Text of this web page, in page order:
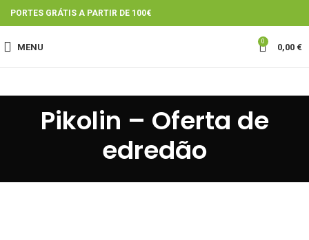
PORTES GRÁTIS A PARTIR DE 100€
MENU
0
0,00 €
Pikolin – Oferta de
edredão